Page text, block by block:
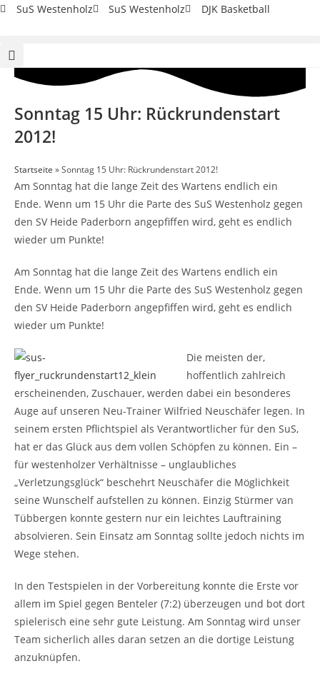
ZumSuS Westenholz SuS Westenholz DJK Basketball
Sonntag 15 Uhr: Rückrundenstart
2012!
Startseite »Sonntag 15 Uhr: Rückrundenstart 2012!
Am Sonntag hat die lange Zeit des Wartens endlich ein
Ende. Wenn um 15 Uhr die Parte des SuS Westenholz gegen
den SV Heide Paderborn angepfiffen wird, geht es endlich
wieder um Punkte!
Am Sonntag hat die lange Zeit des Wartens endlich ein
Ende. Wenn um 15 Uhr die Parte des SuS Westenholz gegen
den SV Heide Paderborn angepfiffen wird, geht es endlich
wieder um Punkte!
Die meisten der,
hoffentlich zahlreich
erscheinenden, Zuschauer, werden dabei ein besonderes
Auge auf unseren Neu-Trainer Wilfried Neuschäfer legen. In
seinem ersten Pflichtspiel als Verantwortlicher für den SuS,
hat er das Glück aus dem vollen Schöpfen zu können. Ein –
für westenholzer Verhältnisse – unglaubliches
„Verletzungsglück“ beschehrt Neuschäfer die Möglichkeit
seine Wunschelf aufstellen zu können. Einzig Stürmer van
Tübbergen konnte gestern nur ein leichtes Lauftraining
absolvieren. Sein Einsatz am Sonntag sollte jedoch nichts im
Wege stehen.
In den Testspielen in der Vorbereitung konnte die Erste vor
allem im Spiel gegen Benteler (7:2) überzeugen und bot dort
spielerisch eine sehr gute Leistung. Am Sonntag wird unser
Team sicherlich alles daran setzen an die dortige Leistung
anzuknüpfen.